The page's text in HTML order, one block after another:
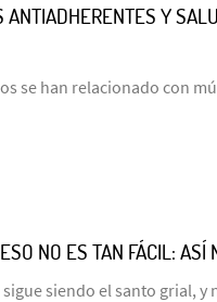
ANTIADHERENTES Y
se han relacionado con
NO ES TAN FÁCIL: ASÍ
siendo el santo grial, y